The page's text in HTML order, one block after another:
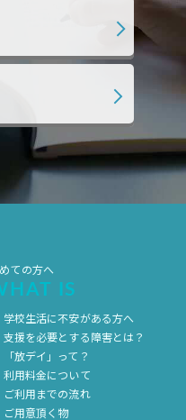
2018年2月
2017年8月
2017年5月
ての方へ
IS
学校生活に不安がある方へ
支援を必要とする障害とは？
「放デイ」って？
利用料金について
ご利用までの流れ
ご用意頂く物